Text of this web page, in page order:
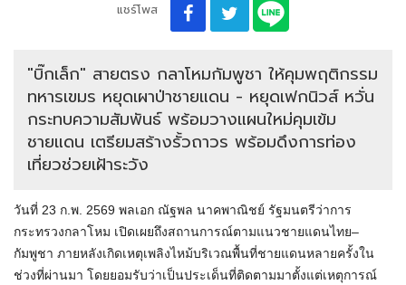
แชร์โพส
"บิ๊กเล็ก" สายตรง กลาโหมกัมพูชา ให้คุมพฤติกรรม
ทหารเขมร หยุดเผาป่าชายแดน - หยุดเฟกนิวส์ หวั่น
กระทบความสัมพันธ์ พร้อมวางแผนใหม่คุมเข้ม
ชายแดน เตรียมสร้างรั้วถาวร พร้อมดึงการท่อง
เที่ยวช่วยเฝ้าระวัง
วันที่ 23 ก.พ. 2569 พลเอก ณัฐพล นาคพาณิชย์ รัฐมนตรีว่าการ
กระทรวงกลาโหม เปิดเผยถึงสถานการณ์ตามแนวชายแดนไทย–
กัมพูชา ภายหลังเกิดเหตุเพลิงไหม้บริเวณพื้นที่ชายแดนหลายครั้งใน
ช่วงที่ผ่านมา โดยยอมรับว่าเป็นประเด็นที่ติดตามมาตั้งแต่เหตุการณ์